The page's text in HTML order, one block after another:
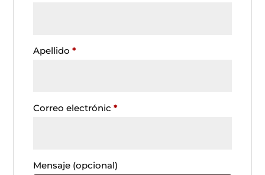
Apellido*
Correo electrónic*
Mensaje (opcional)